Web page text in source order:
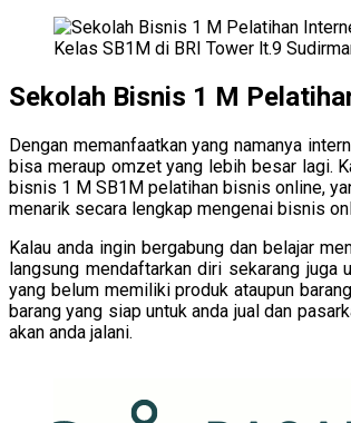
Kelas SB1M di BRI Tower lt.9
Sekolah Bisnis 1 M
Dengan memanfaatkan yang namanya
bisa meraup omzet yang lebih besar lagi.
bisnis 1 M SB1M pelatihan bisnis online,
menarik secara lengkap mengenai bisnis
Kalau anda ingin bergabung dan belajar
langsung mendaftarkan diri sekarang juga
yang belum memiliki produk ataupun
barang yang siap untuk anda jual dan
akan anda jalani.